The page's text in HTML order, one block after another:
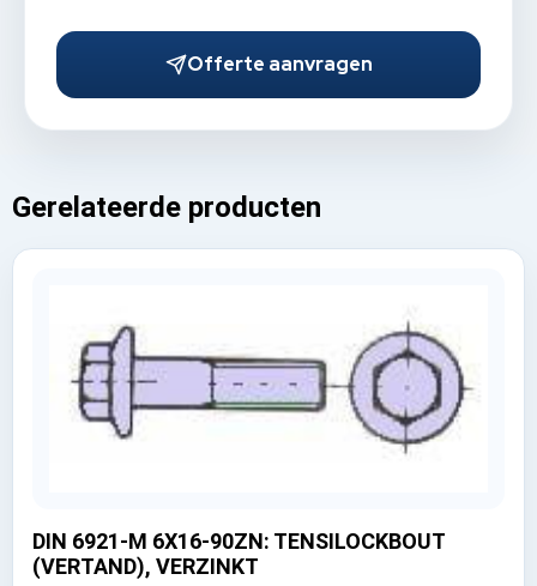
Offerte aanvragen
Gerelateerde producten
DIN 6921-M 6X16-90ZN: TENSILOCKBOUT
(VERTAND), VERZINKT